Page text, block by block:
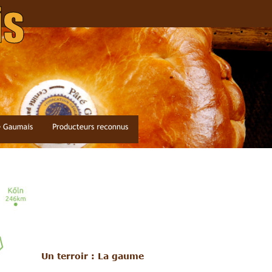
Un terroir : La gaume